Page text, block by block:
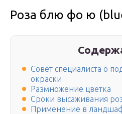
Роза блю фо ю
Совет специалиста о
окраски
Размножение цветка
Сроки высаживания
Применение в